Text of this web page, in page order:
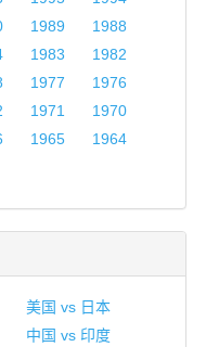
1989
1988
1983
1982
1977
1976
1971
1970
1965
1964
美国 vs 日本
中国 vs 印度